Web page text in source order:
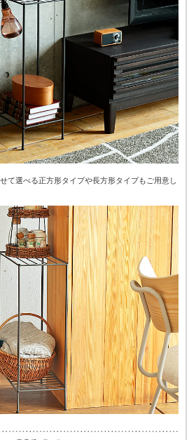
て選べる正方形タイプや長方形タイプもご用意し